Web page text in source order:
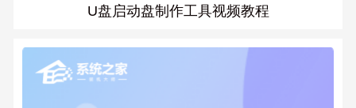
U盘启动盘制作工具视频教程